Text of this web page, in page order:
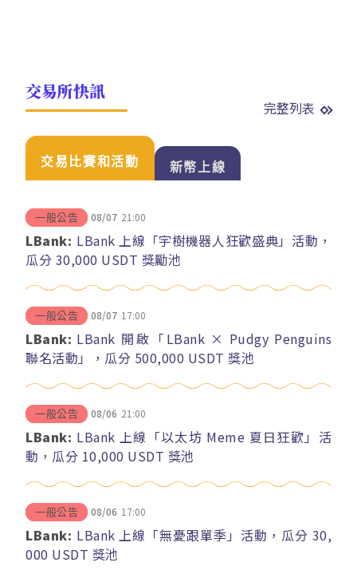
交易所快訊
完整列表
交易比賽和活動 新幣上線
一般公告 08/07 21:00
LBank: LBank 上線「宇樹機器人狂歡盛典」活動，
瓜分 30,000 USDT 獎勵池
一般公告 08/07 17:00
LBank: LBank 開啟「LBank × Pudgy Penguins
聯名活動」，瓜分 500,000 USDT 獎池
一般公告 08/06 21:00
LBank: LBank 上線「以太坊 Meme 夏日狂歡」活
動，瓜分 10,000 USDT 獎池
一般公告 08/06 17:00
LBank: LBank 上線「無憂跟單季」活動，瓜分 30,
000 USDT 獎池